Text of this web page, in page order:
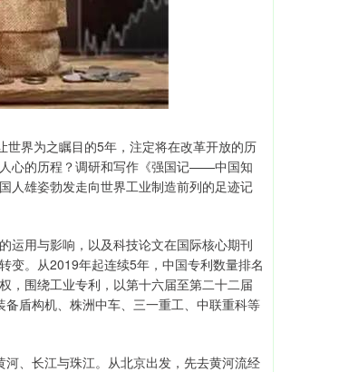
界为之瞩目的5年，注定将在改革开放的历
心的历程？调研和写作《强国记——中国知
人雄姿勃发走向世界工业制造前列的足迹记
用与影响，以及科技论文在国际核心期刊
变。从2019年起连续5年，中国专利数量排名
，围绕工业专利，以第十六届至第二十二届
盾构机、株洲中车、三一重工、中联重科等
、长江与珠江。从北京出发，先去黄河流经